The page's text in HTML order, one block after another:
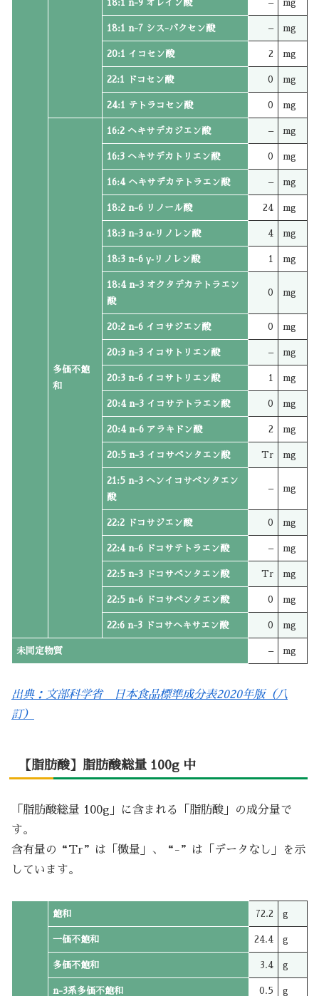
18:1 n-9 オレイン酸 – mg
18:1 n-7 シス-バクセン酸 – mg
20:1 イコセン酸 2 mg
22:1 ドコセン酸 0 mg
24:1 テトラコセン酸 0 mg
多価不飽
和
16:2 ヘキサデカジエン酸 – mg
16:3 ヘキサデカトリエン酸 0 mg
16:4 ヘキサデカテトラエン酸 – mg
18:2 n-6 リノール酸 24 mg
18:3 n-3 α‐リノレン酸 4 mg
18:3 n-6 γ‐リノレン酸 1 mg
18:4 n-3 オクタデカテトラエン
酸
0 mg
20:2 n-6 イコサジエン酸 0 mg
20:3 n-3 イコサトリエン酸 – mg
20:3 n-6 イコサトリエン酸 1 mg
20:4 n-3 イコサテトラエン酸 0 mg
20:4 n-6 アラキドン酸 2 mg
20:5 n-3 イコサペンタエン酸 Tr mg
21:5 n-3 ヘンイコサペンタエン
酸
– mg
22:2 ドコサジエン酸 0 mg
22:4 n-6 ドコサテトラエン酸 – mg
22:5 n-3 ドコサペンタエン酸 Tr mg
22:5 n-6 ドコサペンタエン酸 0 mg
22:6 n-3 ドコサヘキサエン酸 0 mg
未同定物質 – mg
出典：文部科学省 日本食品標準成分表2020年版（八
訂）
【脂肪酸】脂肪酸総量 100g 中
「脂肪酸総量 100g」に含まれる「脂肪酸」の成分量で
す。
含有量の“Tr”は「微量」、“-”は「データなし」を示
しています。
飽和 72.2 g
一価不飽和 24.4 g
多価不飽和 3.4 g
n-3系多価不飽和 0.5 g